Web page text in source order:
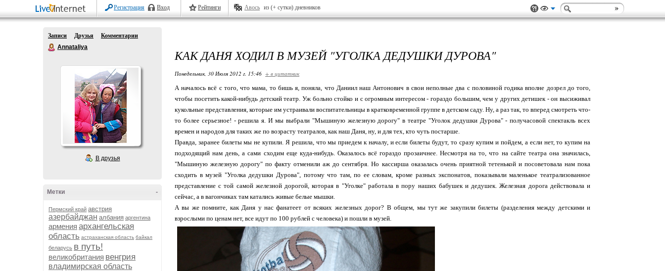
Регистрация Вход Рейтинги Авось из (+ сутки) дневников
Записи Друзья
Комментарии
Annataliya
В друзья
-
Метки
Пермский край австрия
азербайджан албания аргентина
армения архангельская
область астраханская область байкал
беларусь в путь!
великобритания венгрия
владимирская область
КАК ДАНЯ ХОДИЛ В МУЗЕЙ "УГОЛКА ДЕДУШКИ ДУРОВА"
Понедельник, 30 Июля 2012 г. 15:46 + в цитатник
А началось всё с того, что мама, то бишь я, поняла, что Даниил наш Антонович в свои неполные два с половиной годика вполне дозрел до того,
чтобы посетить какой-нибудь детский театр. Уж больно стойко и с огромным интересом - гораздо большим, чем у других детишек - он высиживал
кукольные представления, которые им устраивали воспитательницы в кратковременной группе в детском саду. Ну, а раз так, то вперед смотреть что-
то более серьезное! - решила я. И мы выбрали "Мышиную железную дорогу" в театре "Уголок дедушки Дурова" - получасовой спектакль всех
времен и народов для таких же по возрасту театралов, как наш Даня, ну, и для тех, кто чуть постарше.
Правда, заранее билеты мы не купили. Я решила, что мы приедем к началу, и если билеты будут, то сразу купим и пойдем, а если нет, то купим на
подходящий нам день, а сами сходим еще куда-нибудь. Оказалось всё гораздо прозаичнее. Несмотря на то, что на сайте театра она значилась,
"Мышиную железную дорогу" по факту отменили аж до сентября. Но кассирша оказалась очень приятной тетенькой и посоветовала нам пока
сходить в музей "Уголка дедушки Дурова", потому что там, по ее словам, кроме разных экспонатов, показывали маленькое театрализованное
представление с той самой железной дорогой, которая в "Уголке" работала в пору наших бабушек и дедушек. Железная дорога действовала и
сейчас, а в вагончиках там катались живые белые мышки.
А вы же помните, как Даня у нас фанатеет от всяких железных дорог? В общем, мы тут же закупили билеты (разделения между детскими и
взрослыми по ценам нет, все идут по 100 рублей с человека) и пошли в музей.